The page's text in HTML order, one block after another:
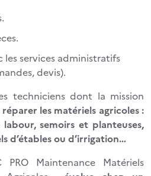
les services administratifs
devis).
techniciens dont la mission
les matériels agricoles :
semoirs et planteuses,
d’étables ou d’irrigation…
Maintenance Matériels